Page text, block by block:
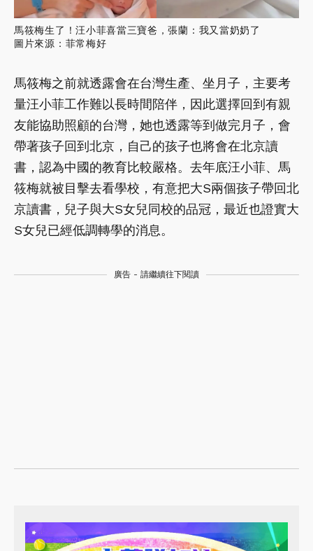
馬筱梅生了！汪小菲喜當三寶爸，張蘭：我又當奶奶了
圖片來源：菲常梅好
馬筱梅之前就透露會在台灣生產、坐月子，主要考
量汪小菲工作難以長時間陪伴，因此選擇回到有親
友能協助照顧的台灣，她也透露等到做完月子，會
帶著孩子回到北京，自己的孩子也將會在北京讀
書，認為中國的教育比較嚴格。去年底汪小菲、馬
筱梅就被目擊去看學校，有意把大S兩個孩子帶回北
京讀書，兒子與大S女兒同校的品冠，最近也證實大
S女兒已經低調轉學的消息。
廣告 - 請繼續往下閱讀